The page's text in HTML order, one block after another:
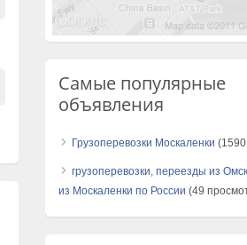
Самые популярные
объявления
Грузоперевозки Москаленки
грузоперевозки, переезды из
из Москаленки по России (49